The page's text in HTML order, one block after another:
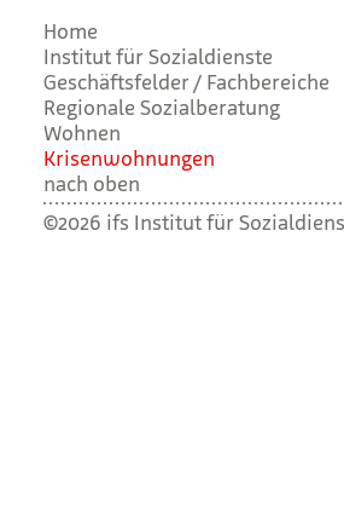
Home
Institut für Sozialdienste
Geschäftsfelder / Fachbereiche
Regionale Sozialberatung
Wohnen
Kri­sen­woh­nun­gen
nach oben
©2026 ifs Institut für